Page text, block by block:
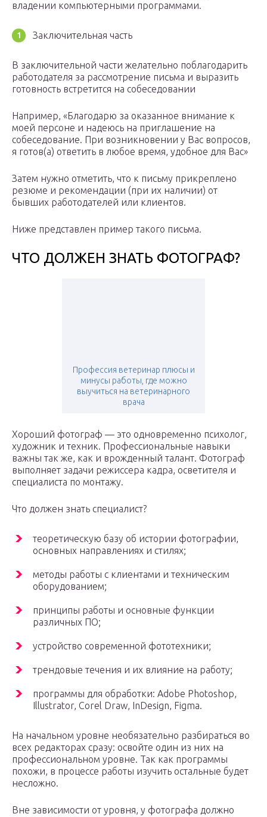
владении компьютерными программами.
Заключительная часть
В заключительной части желательно поблагодарить
работодателя за рассмотрение письма и выразить
готовность встретится на собеседовании
Например, «Благодарю за оказанное внимание к
моей персоне и надеюсь на приглашение на
собеседование. При возникновении у Вас вопросов,
я готов(а) ответить в любое время, удобное для Вас»
Затем нужно отметить, что к письму прикреплено
резюме и рекомендации (при их наличии) от
бывших работодателей или клиентов.
Ниже представлен пример такого письма.
ЧТО ДОЛЖЕН ЗНАТЬ ФОТОГРАФ?
Профессия ветеринар плюсы и
минусы работы, где можно
выучиться на ветеринарного
врача
Хороший фотограф — это одновременно психолог,
художник и техник. Профессиональные навыки
важны так же, как и врожденный талант. Фотограф
выполняет задачи режиссера кадра, осветителя и
специалиста по монтажу.
Что должен знать специалист?
теоретическую базу об истории фотографии,
основных направлениях и стилях;
методы работы с клиентами и техническим
оборудованием;
принципы работы и основные функции
различных ПО;
устройство современной фототехники;
трендовые течения и их влияние на работу;
программы для обработки: Adobe Photoshop,
Illustrator, Corel Draw, InDesign, Figma.
На начальном уровне необязательно разбираться во
всех редакторах сразу: освойте один из них на
профессиональном уровне. Так как программы
похожи, в процессе работы изучить остальные будет
несложно.
Вне зависимости от уровня, у фотографа должно